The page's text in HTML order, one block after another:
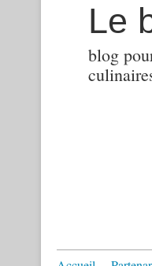
Le
blog